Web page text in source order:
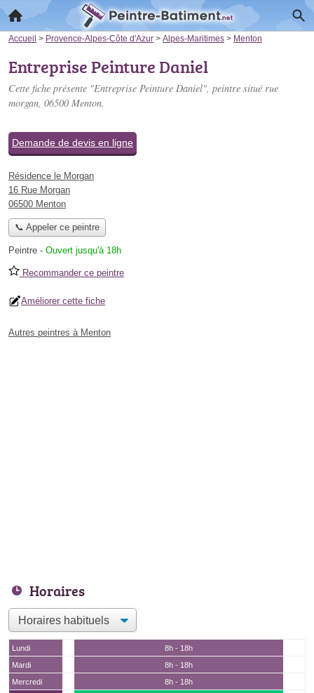
Accueil > Provence-Alpes-Côte d'Azur > Alpes-Maritimes > Menton
Entreprise Peinture Daniel
Cette fiche présente "Entreprise Peinture Daniel", peintre situé rue
morgan, 06500 Menton.
Demande de devis en ligne
Résidence le Morgan
16 Rue Morgan
06500 Menton
📞 Appeler ce peintre
Peintre - Ouvert jusqu'à 18h
Recommander ce peintre
Améliorer cette fiche
Autres peintres à Menton
Horaires
Lundi
8h - 18h
Mardi
8h - 18h
Mercredi
8h - 18h